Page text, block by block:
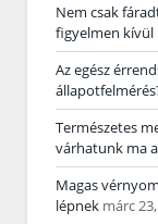
Nem csak
figyelmen kívül
Az egész
Természetes
várhatunk ma
Magas
lépnek márc